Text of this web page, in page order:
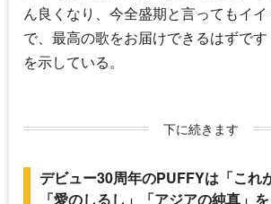
ん良くなり、今全盛期と言ってもイ
で、最高の歌をお届けできるはずで
を示している。
下に続きます
デビュー30周年のPUFFYは「これ
「愛のしるし」「アジアの純真」